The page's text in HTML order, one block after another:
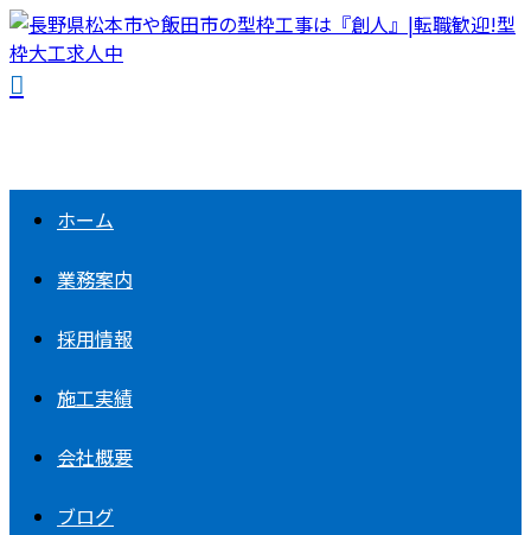
ホーム
業務案内
採用情報
施工実績
会社概要
ブログ